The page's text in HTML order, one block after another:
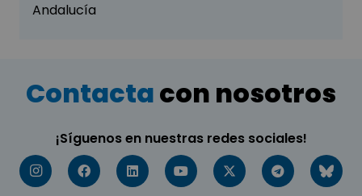
Andalucía
Contactacon nosotros
¡Síguenos en nuestras redes sociales!